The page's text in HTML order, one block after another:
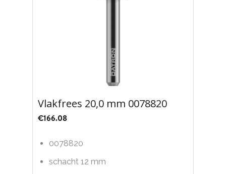
Vlakfrees 20,0 mm 0078820
€166.08
0078820
schacht 12 mm